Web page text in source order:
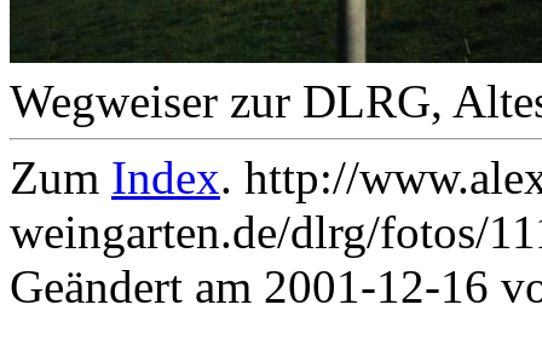
Wegweiser zur DLRG,
Zum Index. http://
weingarten.de/dlrg/fotos/
Geändert am 2001-12-16